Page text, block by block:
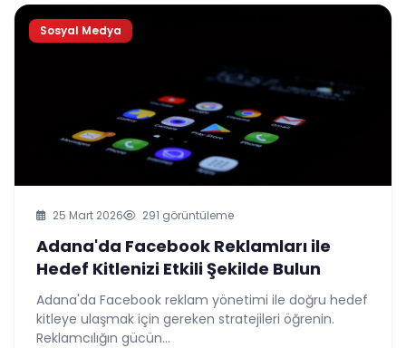
Sosyal Medya
25 Mart 2026 291 görüntüleme
Adana'da Facebook Reklamları ile
Hedef Kitlenizi Etkili Şekilde Bulun
Adana'da Facebook reklam yönetimi ile doğru hedef
kitleye ulaşmak için gereken stratejileri öğrenin.
Reklamcılığın gücün...